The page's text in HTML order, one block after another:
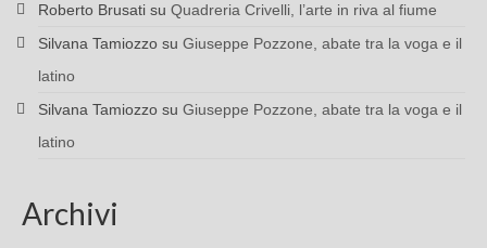
Roberto Brusati su Quadreria Crivelli, l’arte in riva al fiume
Silvana Tamiozzo su Giuseppe Pozzone, abate tra la voga e il
latino
Silvana Tamiozzo su Giuseppe Pozzone, abate tra la voga e il
latino
Archivi